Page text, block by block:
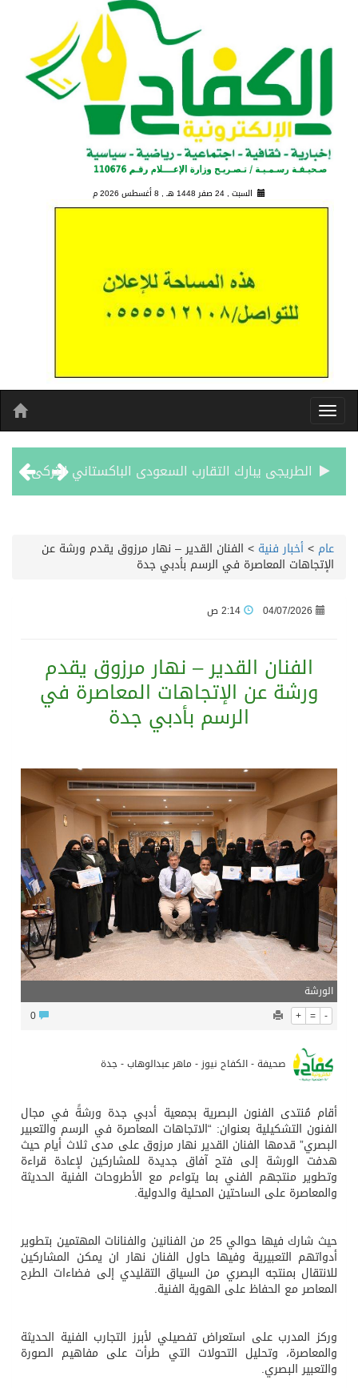
السبت , 24 صفر 1448 هـ , 8 أغسطس 2026 م
الطريجى يبارك التقارب السعودى الباكستاني التركى
مشوار العمر يبدا من لبنان
تشغيل قطاري 809 / 810 علي خط( شربين / قلين ) بكامل بجمهورية مصر العربيةجداولها خلال يومي 6 – 7 أغسطس الجاري
مركز الملك سلمان للإغاثة يضع حجر الأساس لمشروع بناء وإعادة تأهيل 13 مدرسة في محافظتي لحج والضالع
عام >أخبار فنية > الفنان القدير – نهار مرزوق يقدم ورشة عن
الإتجاهات المعاصرة في الرسم بأدبي جدة
04/07/2026
الفنان القدير – نهار مرزوق يقدم
ورشة عن الإتجاهات المعاصرة في
الرسم بأدبي جدة
الورشة
+ = -
صحيفة - الكفاح نيوز - ماهر عبدالوهاب - جدة
أقام مُنتدى الفنون البصرية بجمعية أدبي جدة ورشةً في مجال
الفنون التشكيلية بعنوان: “الاتجاهات المعاصرة في الرسم والتعبير
البصري” قدمها الفنان القدير نهار مرزوق على مدى ثلاث أيام حيث
هدفت الورشة إلى فتح آفاق جديدة للمشاركين لإعادة قراءة
وتطوير منتجهم الفني بما يتواءم مع الأطروحات الفنية الحديثة
والمعاصرة على الساحتين المحلية والدولية.
حيث شارك فيها حوالي 25 من الفنانين والفنانات المهتمين بتطوير
أدواتهم التعبيرية وفيها حاول الفنان نهار ان يمكن المشاركين
للانتقال بمنتجه البصري من السياق التقليدي إلى فضاءات الطرح
المعاصر مع الحفاظ على الهوية الفنية.
وركز المدرب على استعراض تفصيلي لأبرز التجارب الفنية الحديثة
والمعاصرة، وتحليل التحولات التي طرأت على مفاهيم الصورة
والتعبير البصري.